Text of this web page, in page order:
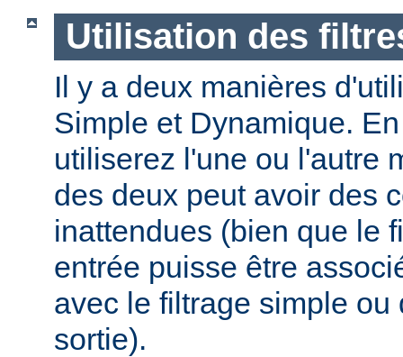
Utilisation des
Il y a deux manières
Simple et Dynamique.
utiliserez l'une ou l'autre
des deux peut avoir des
inattendues (bien que le
entrée puisse être
avec le filtrage simple ou
sortie).